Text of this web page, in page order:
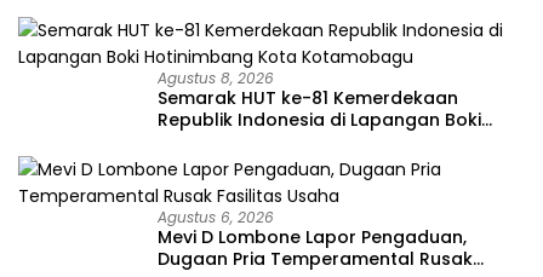
CAFFE BLACKSWAN, BANGUN KERJASAMA
DAN KEHARMONISAN
Agustus 8, 2026
Semarak HUT ke-81 Kemerdekaan
Republik Indonesia di Lapangan Boki
Agustus 6, 2026
Mevi D Lombone Lapor Pengaduan,
Dugaan Pria Temperamental Rusak